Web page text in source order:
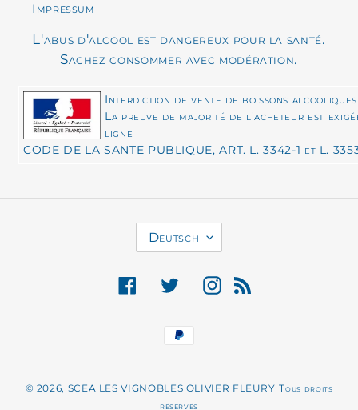
Impressum
L'abus d'alcool est dangereux pour la santé.
Sachez consommer avec modération.
Interdiction de vente de boissons alcooliques
La preuve de majorité de l'acheteur est
ligne
CODE DE LA SANTE PUBLIQUE, ART. L. 3342-1 et L.
P
R
A
Deutsch
FacebookTwitterInstagram
Zahlungsmethoden
© 2026, SCEA LES VIGNOBLES OLIVIER FLEURY Tous droits
réservés